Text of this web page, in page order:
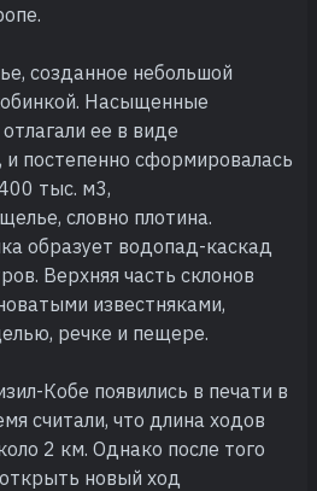
созданное небольшой
Насыщенные
ее в виде
и постепенно сформировалась
тыс. м3,
словно плотина.
образует водопад-каскад
Верхняя часть склонов
известняками,
речке и пещере.
Кобе появились в печати в
считали, что длина ходов
2 км. Однако после того
новый ход